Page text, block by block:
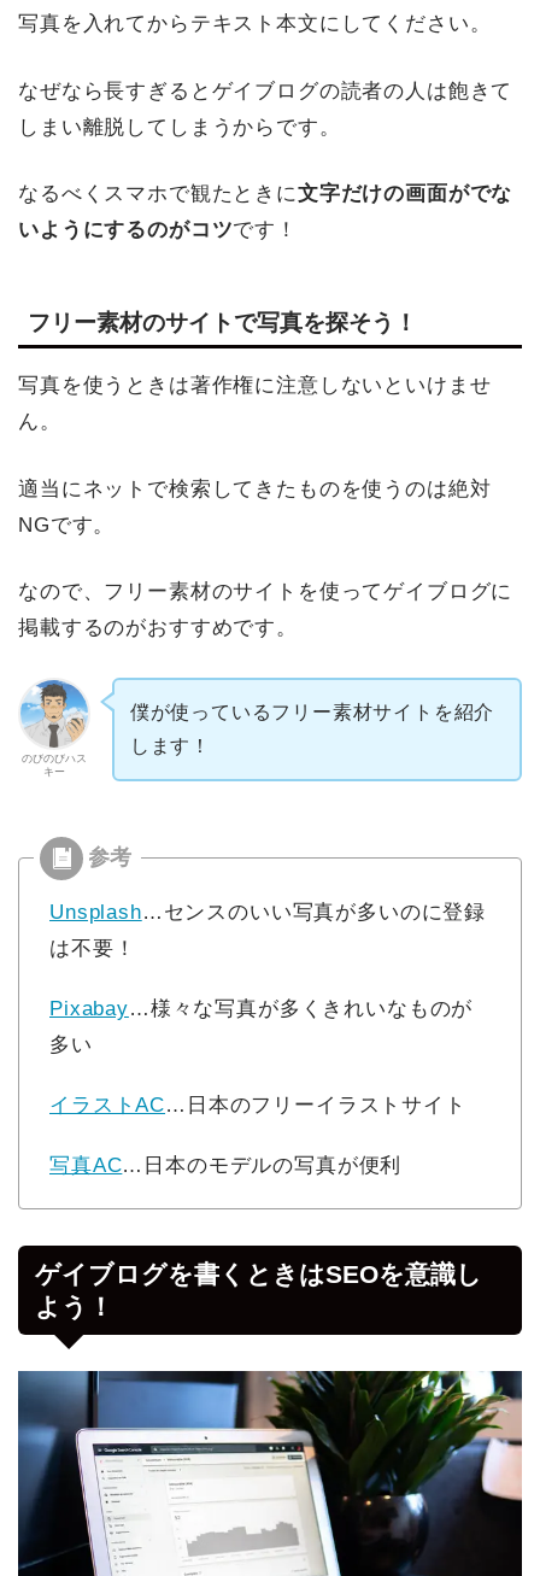
写真を入れてからテキスト本文にしてください。
なぜなら長すぎるとゲイブログの読者の人は飽きて
しまい離脱してしまうからです。
なるべくスマホで観たときに文字だけの画面がでな
いようにするのがコツです！
フリー素材のサイトで写真を探そう！
写真を使うときは著作権に注意しないといけませ
ん。
適当にネットで検索してきたものを使うのは絶対
NGです。
なので、フリー素材のサイトを使ってゲイブログに
掲載するのがおすすめです。
のびのびハス
キー
僕が使っているフリー素材サイトを紹介
します！
Unsplash…センスのいい写真が多いのに登録
は不要！
Pixabay…様々な写真が多くきれいなものが
多い
イラストAC…日本のフリーイラストサイト
写真AC…日本のモデルの写真が便利
ゲイブログを書くときはSEOを意識し
よう！